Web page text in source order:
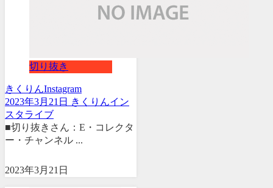
切り抜き
きくりんInstagram
2023年3月21日 きくりんイン
スタライブ
■切り抜きさん：E・コレクタ
ー・チャンネル ...
2023年3月21日